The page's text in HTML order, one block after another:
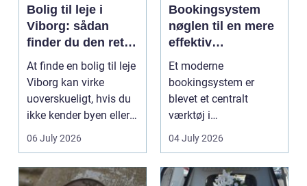
Bolig til leje i
Viborg: sådan
finder du den rette
lejlighed
At finde en bolig til leje
Viborg kan virke
uoverskueligt, hvis du
ikke kender byen eller
det lokale...
06 July 2026
Bookingsystem
nøglen til en mere
effektiv
klinikhverdag
Et moderne
bookingsystem er
blevet et centralt
værktøj i
sundhedssektoren.
beh...
04 July 2026